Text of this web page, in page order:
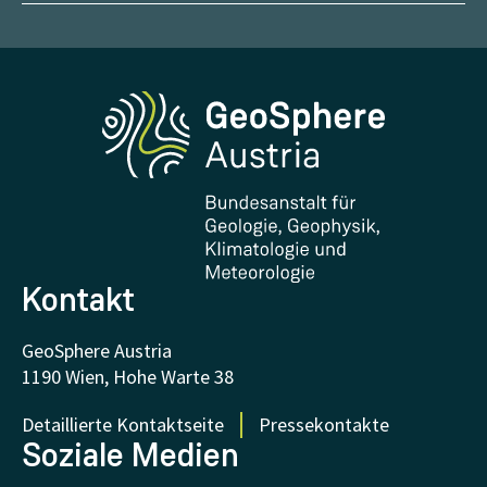
Medien
Kontakt und Besuch
Forschung und Kooperationen
Downloads
Zertifikate und Auszeichnungen
FAQ - Häufig gestellte Fragen
Forschung unterstützen
Erdbeben melden
Phenowatch.at
Kontakt
GeoSphere Austria
1190 Wien, Hohe Warte 38
Detaillierte Kontaktseite
Pressekontakte
Soziale Medien